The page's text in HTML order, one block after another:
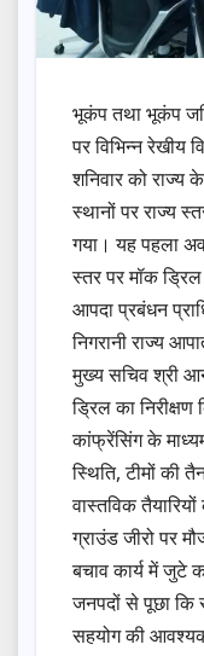
भूकंप तथा भूकंप
पर विभिन्न रेखीय
शनिवार को
स्थानों पर राज्य
गया। यह पहला
स्तर पर मॉक
आपदा प्रबंधन
निगरानी राज्य
मुख्य सचिव श्री
ड्रिल का निरीक्षण
कांफ्रेंसिंग के
स्थिति, टीमों की
वास्तविक
ग्राउंड जीरो पर
बचाव कार्य में जुटे
जनपदों से पूछा कि
सहयोग की